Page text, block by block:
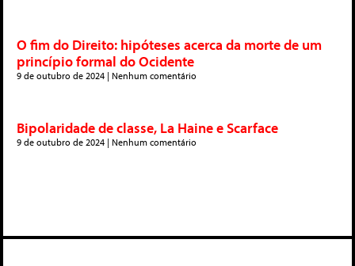
O fim do Direito: hipóteses acerca da morte de um
princípio formal do Ocidente
9 de outubro de 2024 Nenhum comentário
Bipolaridade de classe, La Haine e Scarface
9 de outubro de 2024 Nenhum comentário